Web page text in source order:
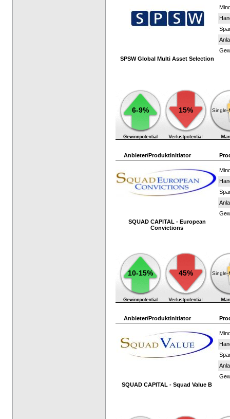
SPSW Global Multi Asset Selection
6-9% 15% Single-
Anbieter/Produktinitiator
SQUAD CAPITAL - European
Convictions
10-15% 45% Single-
Anbieter/Produktinitiator
SQUAD CAPITAL - Squad Value B